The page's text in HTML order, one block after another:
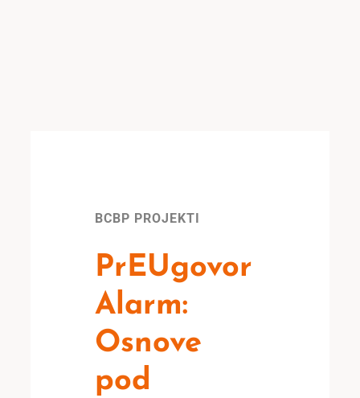
BCBP PROJEKTI
PrEUgovor
Alarm:
Osnove
pod